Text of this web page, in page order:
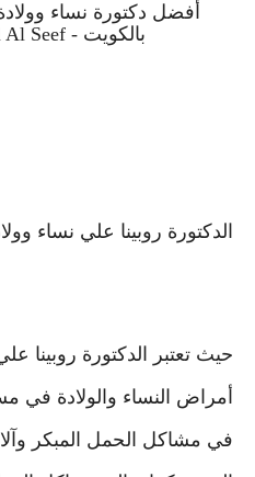
أفضل دكتورة نساء
بالكويت - Doctor Hospital Al Seef
الدكتورة روبينا علي نساء
حيث تعتبر الدكتورة روبينا
أمراض النساء والولادة
في مشاكل الحمل المبكر